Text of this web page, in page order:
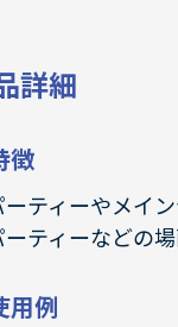
詳細
徴
ーティーやメイ
ーティーなどの
例